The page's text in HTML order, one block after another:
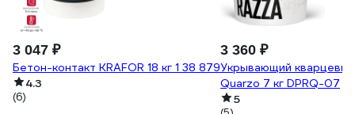
3 047 ₽
Бетон-контакт KRAFOR 18 кг 1 38 879
4.3
(6)
3 360 ₽
Укрывающий
Quarzo 7 кг DPRQ-07
5